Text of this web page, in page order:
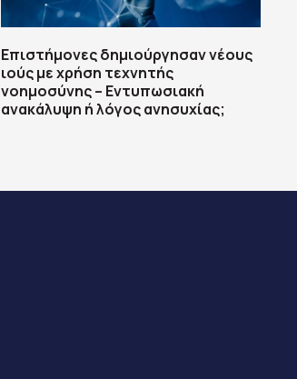
Επιστήμονες δημιούργησαν νέους
ιούς με χρήση τεχνητής
νοημοσύνης – Εντυπωσιακή
ανακάλυψη ή λόγος ανησυχίας;